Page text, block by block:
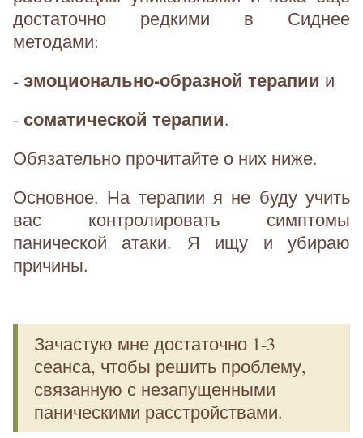
достаточно редкими в Сиднее
методами:
- эмоционально-образной терапии и
- соматической терапии.
Обязательно прочитайте о них ниже.
Основное. На терапии я не буду учить
вас контролировать симптомы
панической атаки. Я ищу и убираю
причины.
Зачастую мне достаточно 1-3
сеанса, чтобы решить проблему,
связанную с незапущенными
паническими расстройствами.